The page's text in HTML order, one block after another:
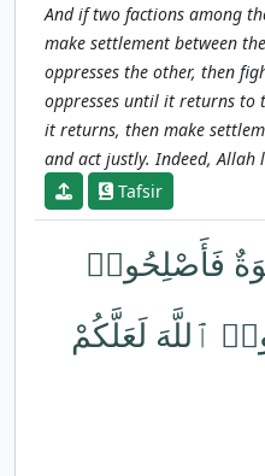
And if two factions among
make settlement between
oppresses the other, then
oppresses until it returns to
it returns, then make
and act justly. Indeed, Allah
Tafsir
فَأَصْلِحُوا۟
ٱللَّهَ لَعَلَّكُمْ